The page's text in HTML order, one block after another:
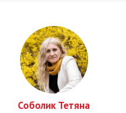
Соболик Тетяна